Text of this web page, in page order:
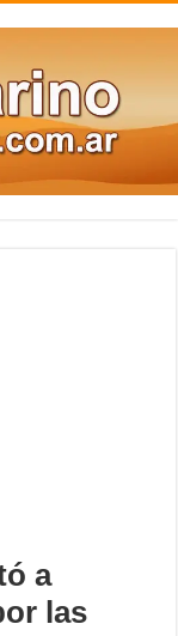
a
las